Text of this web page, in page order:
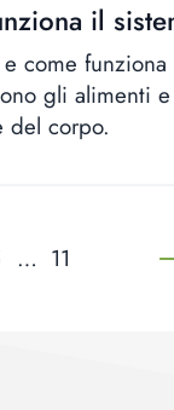
il
come
gli alimenti
del corpo.
… 11